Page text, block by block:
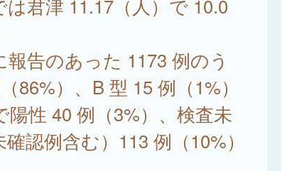
君津 11.17（人）で 10.0
報告のあった 1173 例のう
86%）、B 型 15 例（1%）
性 40 例（3%）、検査未
認例含む）113 例（10%）